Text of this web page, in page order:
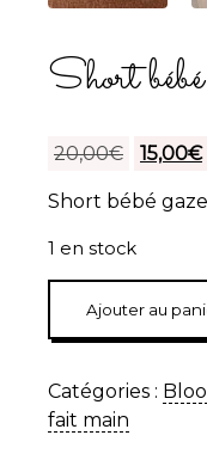
Short bébé
20,00€
Le
initial
15,00€
Short bébé
1 en stock
Short
bébé
gaze
de
Ajouter au
Catégories :
fait main